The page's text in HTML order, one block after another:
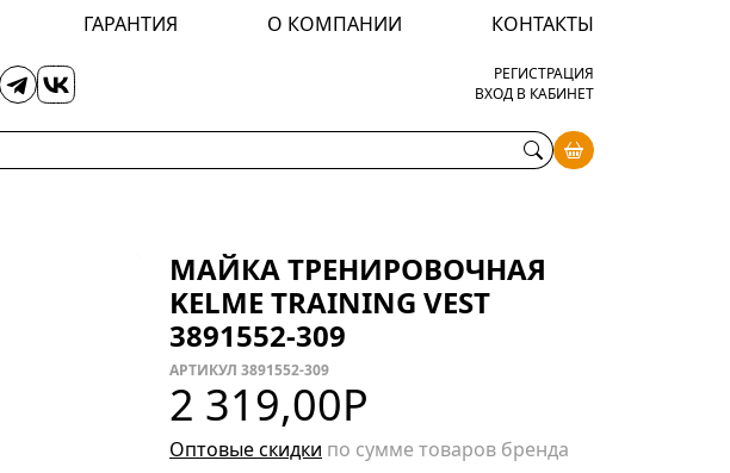
ГАРАНТИЯ О КОМПАНИИ
КОНТАКТЫ
РЕГИСТРАЦИЯ
ВХОД В КАБИНЕТ
МАЙКА ТРЕНИРОВОЧНАЯ
KELME TRAINING VEST
3891552-309
АРТИКУЛ 3891552-309
2 319,00Р
Оптовые скидки по сумме товаров бренда